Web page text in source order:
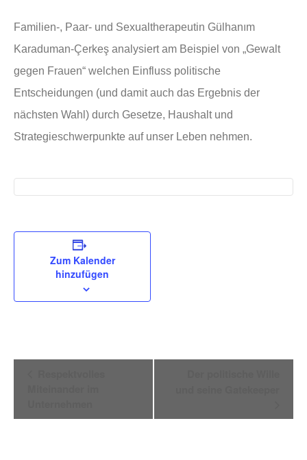
Familien-, Paar- und Sexualtherapeutin Gülhanım
Karaduman-Çerkeş analysiert am Beispiel von „Gewalt
gegen Frauen“ welchen Einfluss politische
Entscheidungen (und damit auch das Ergebnis der
nächsten Wahl) durch Gesetze, Haushalt und
Strategieschwerpunkte auf unser Leben nehmen.
Zum Kalender
hinzufügen